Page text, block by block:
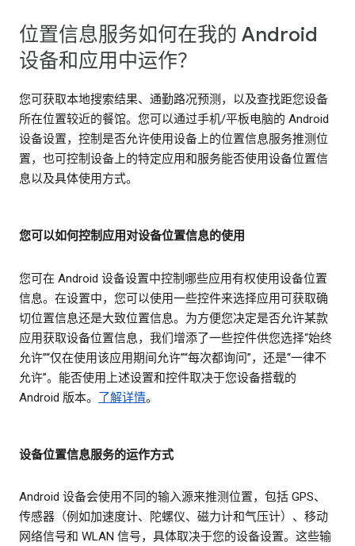
位置信息服务如何在我的 Android
设备和应用中运作？
您可获取本地搜索结果、通勤路况预测，以及查找距您设备
所在位置较近的餐馆。您可以通过手机/平板电脑的 Android
设备设置，控制是否允许使用设备上的位置信息服务推测位
置，也可控制设备上的特定应用和服务能否使用设备位置信
息以及具体使用方式。
您可以如何控制应用对设备位置信息的使用
您可在 Android 设备设置中控制哪些应用有权使用设备位置
信息。在设置中，您可以使用一些控件来选择应用可获取确
切位置信息还是大致位置信息。为方便您决定是否允许某款
应用获取设备位置信息，我们增添了一些控件供您选择“始终
允许”“仅在使用该应用期间允许”“每次都询问”，还是“一律不
允许”。能否使用上述设置和控件取决于您设备搭载的
Android 版本。 了解详情。
设备位置信息服务的运作方式
Android 设备会使用不同的输入源来推测位置，包括 GPS、
传感器（例如加速度计、陀螺仪、磁力计和气压计）、移动
网络信号和 WLAN 信号，具体取决于您的设备设置。这些输